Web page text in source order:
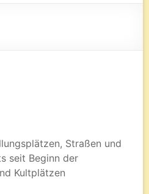
Straßen und
seit Beginn der
Kultplätzen